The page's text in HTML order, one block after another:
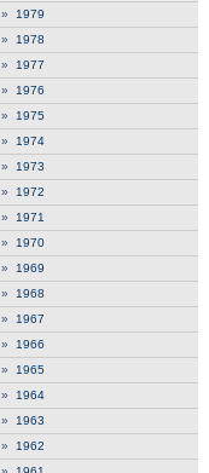
» 1979
» 1978
» 1977
» 1976
» 1975
» 1974
» 1973
» 1972
» 1971
» 1970
» 1969
» 1968
» 1967
» 1966
» 1965
» 1964
» 1963
» 1962